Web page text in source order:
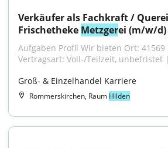
Verkäufer als Fachkraft /
Frischetheke Metzgerei (m/w/d)
Aufgaben Profil Wir bieten Ort:
Vertragsart: Voll-/Teilzeit, unbefristet
Groß- & Einzelhandel Karriere
Rommerskirchen, Raum Hilden